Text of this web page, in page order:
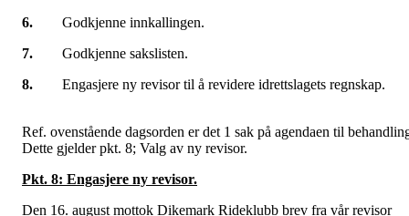
6. Godkjenne innkallingen.
7. Godkjenne sakslisten.
8. Engasjere ny revisor til å revidere idrettslagets regnskap.
Ref. ovenstående dagsorden er det 1 sak på agendaen til
Dette gjelder pkt. 8; Valg av ny revisor.
Pkt. 8: Engasjere ny revisor.
Den 16. august mottok Dikemark Rideklubb brev fra vår revisor